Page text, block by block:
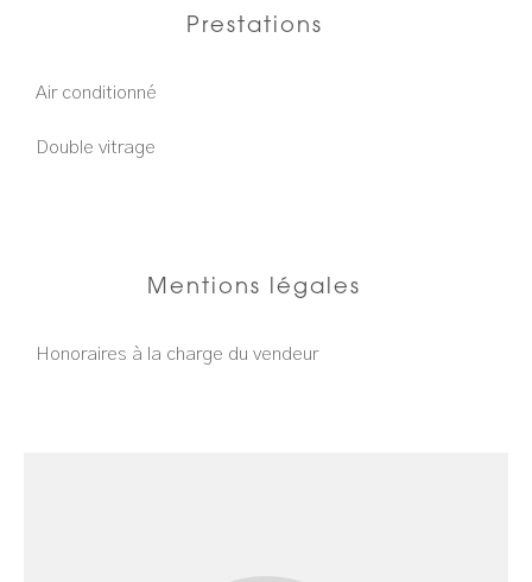
Prestations
Air conditionné
Double vitrage
Mentions légales
Honoraires à la charge du vendeur